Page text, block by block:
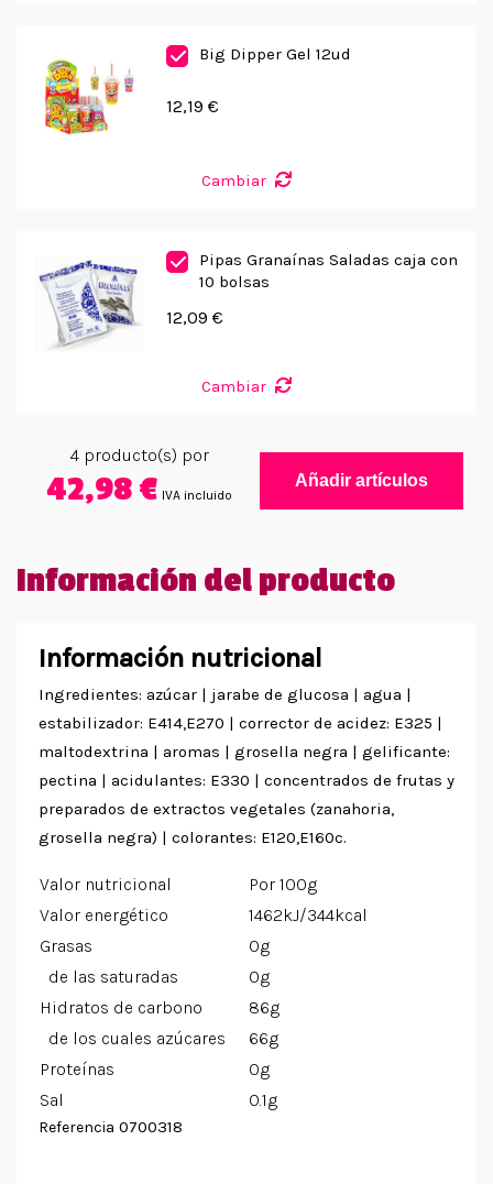
Big Dipper Gel 12ud
12,19 €
Cambiar
Pipas Granaínas Saladas caja con
10 bolsas
12,09 €
Cambiar
4producto(s) por
42,98 € IVA incluido
Añadir artículos
Información del producto
Información nutricional
Ingredientes: azúcar | jarabe de glucosa | agua |
estabilizador: E414,E270 | corrector de acidez: E325 |
maltodextrina | aromas | grosella negra | gelificante:
pectina | acidulantes: E330 | concentrados de frutas y
preparados de extractos vegetales (zanahoria,
grosella negra) | colorantes: E120,E160c.
Valor nutricional
Por 100g
Valor energético
1462kJ/344kcal
Grasas
0g
de las saturadas
0g
Hidratos de carbono
86g
de los cuales azúcares
66g
Proteínas
0g
Sal
0.1g
Referencia 0700318